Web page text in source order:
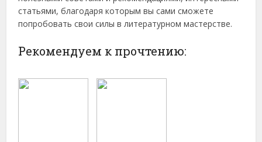
статьями, благодаря которым вы сами сможете
попробовать свои силы в литературном мастерстве.
Рекомендуем к прочтению: